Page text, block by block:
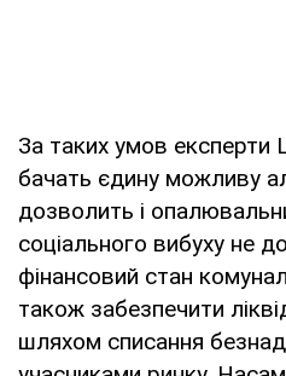
За таких умов експерти
бачать єдину можливу
дозволить і
соціального вибуху не
фінансовий стан
також забезпечити
шляхом списання